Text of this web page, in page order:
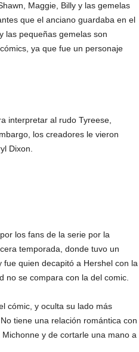
Maggie, Billy y las gemelas
que el anciano guardaba en el
las pequeñas gemelas son
ya que fue un personaje
interpretar al rudo Tyreese,
los creadores le vieron
Dixon.
los fans de la serie por la
temporada, donde tuvo un
quien decapitó a Hershel con la
no se compara con la del comic.
cómic, y oculta su lado más
tiene una relación romántica con
y de cortarle una mano a